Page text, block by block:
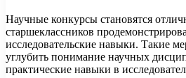
Научные конкурсы становятся
старшеклассников
исследовательские навыки. Такие
углубить понимание научных
практические навыки в